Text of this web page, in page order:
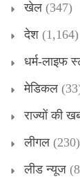
खेल (347)
देश (1,164)
धर्म-लाइफ
मेडिकल
राज्यों की
लीगल (230)
लीड न्यूज